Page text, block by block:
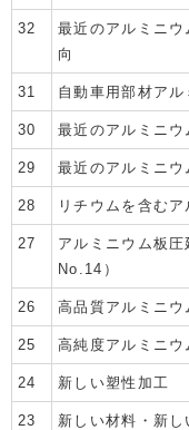
32
最近のアルミニ
向
31 自動車用部材ア
30 最近のアルミニ
29 最近のアルミニ
28 リチウムを含む
27
アルミニウム板
No.14）
26 高品質アルミニウ
25 高純度アルミニ
24 新しい塑性加工
23 新しい材料・新し